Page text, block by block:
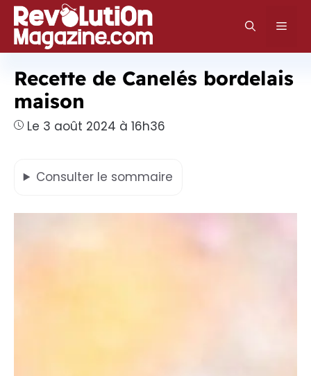
Aller
au
contenu
Recette de Canelés bordelais
maison
Le 3 août 2024 à 16h36
Consulter le sommaire